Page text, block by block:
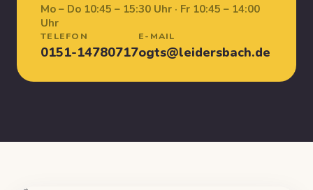
Mo – Do 10:45 – 15:30 Uhr · Fr 10:45 – 14:00
Uhr
TELEFON
0151-14780717
E-MAIL
ogts@leidersbach.de